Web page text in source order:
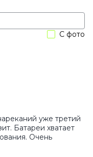
С фото
уже третий
Батареи хватает
Очень